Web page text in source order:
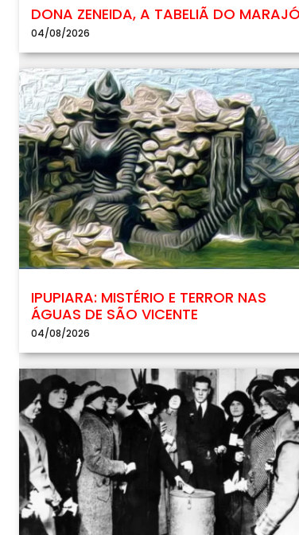
DONA ZENEIDA, A TABELIÃ DO
04/08/2026
IPUPIARA: MISTÉRIO E TERROR NAS
ÁGUAS DE SÃO VICENTE
04/08/2026